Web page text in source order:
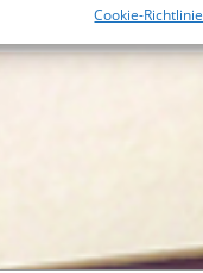
Cookie-Richtlinie